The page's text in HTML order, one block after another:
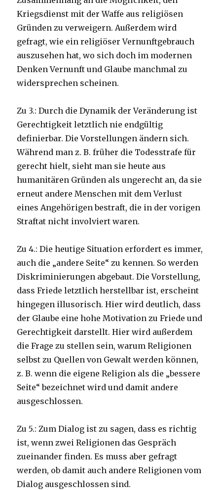
Kriegsdienst mit der Waffe aus religiösen
Gründen zu verweigern. Außerdem wird
gefragt, wie ein religiöser Vernunftgebrauch
auszusehen hat, wo sich doch im modernen
Denken Vernunft und Glaube manchmal zu
widersprechen scheinen.
Zu 3.: Durch die Dynamik der Veränderung ist
Gerechtigkeit letztlich nie endgültig
definierbar. Die Vorstellungen ändern sich.
Während man z. B. früher die Todesstrafe für
gerecht hielt, sieht man sie heute aus
humanitären Gründen als ungerecht an, da sie
erneut andere Menschen mit dem Verlust
eines Angehörigen bestraft, die in der vorigen
Straftat nicht involviert waren.
Zu 4.: Die heutige Situation erfordert es immer,
auch die „andere Seite“ zu kennen. So werden
Diskriminierungen abgebaut. Die Vorstellung,
dass Friede letztlich herstellbar ist, erscheint
hingegen illusorisch. Hier wird deutlich, dass
der Glaube eine hohe Motivation zu Friede und
Gerechtigkeit darstellt. Hier wird außerdem
die Frage zu stellen sein, warum Religionen
selbst zu Quellen von Gewalt werden können,
z. B. wenn die eigene Religion als die „bessere
Seite“ bezeichnet wird und damit andere
ausgeschlossen.
Zu 5.: Zum Dialog ist zu sagen, dass es richtig
ist, wenn zwei Religionen das Gespräch
zueinander finden. Es muss aber gefragt
werden, ob damit auch andere Religionen vom
Dialog ausgeschlossen sind.